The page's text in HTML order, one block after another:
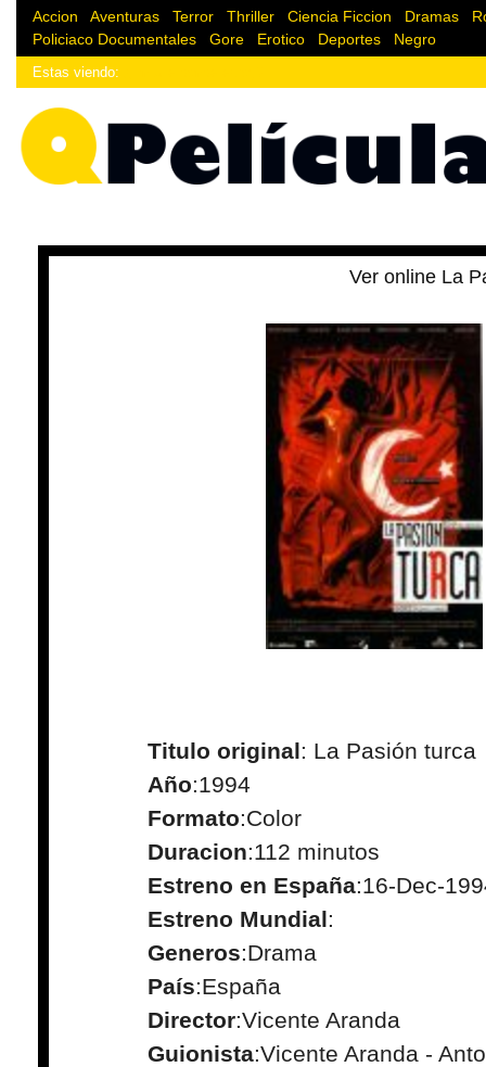
Accion Aventuras Terror Thriller Ciencia Ficcion Dramas
Policiaco Documentales Gore Erotico Deportes Negro
Estas viendo:
Ver online La
Titulo original: La Pasión turca
Año:1994
Formato:Color
Duracion:112 minutos
Estreno en España:16-Dec-
Estreno Mundial:
Generos:Drama
País:España
Director:Vicente Aranda
Guionista:Vicente Aranda -